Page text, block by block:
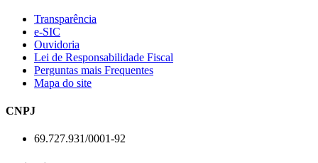
Transparência
e-SIC
Ouvidoria
Lei de Responsabilidade Fiscal
Perguntas mais Frequentes
Mapa do site
CNPJ
69.727.931/0001-92